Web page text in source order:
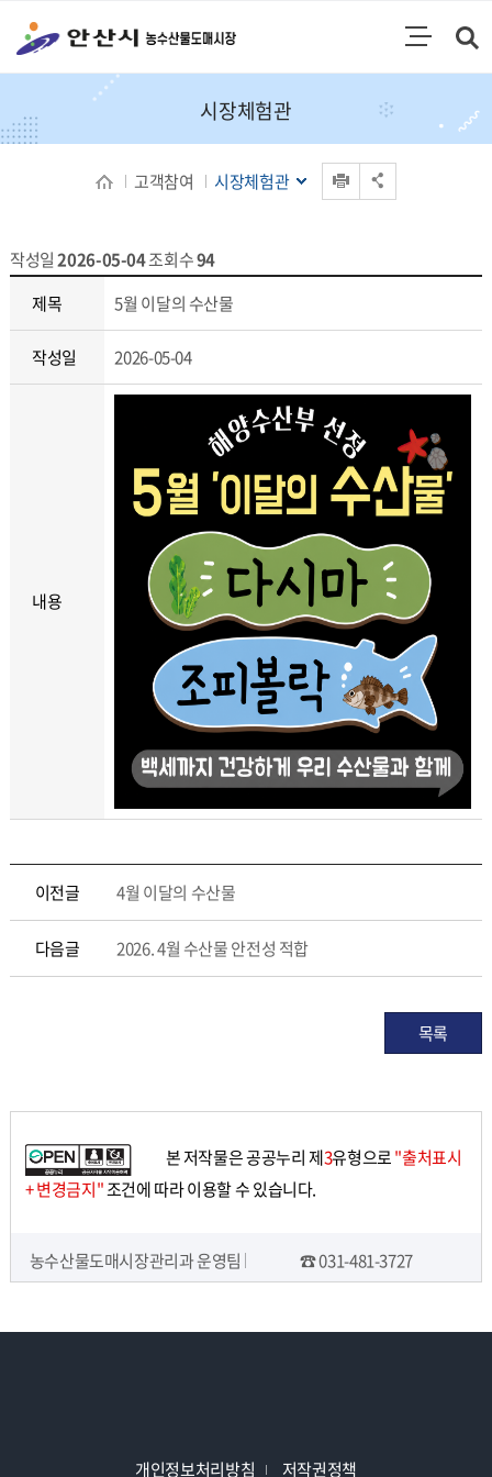
주메뉴
시장체험관
고객참여 시장체험관
작성일2026-05-04조회수94
제목 5월 이달의 수산물
작성일 2026-05-04
내용
이전글 4월 이달의 수산물
다음글 2026. 4월 수산물 안전성 적합
목록
본 저작물은 공공누리 제3유형으로"출처표시
+ 변경금지"조건에 따라 이용할 수 있습니다.
농수산물도매시장관리과 운영팀 ☎ 031-481-3727
개인정보처리방침 저작권정책